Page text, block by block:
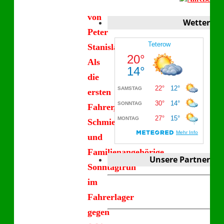
von
Peter
Stanislawski
Als
die
ersten
Fahrer,
Schmiermaxen
und
Familienangehörige
Sonntagfrüh
im
Fahrerlager
gegen
Wetter
Unsere Partner